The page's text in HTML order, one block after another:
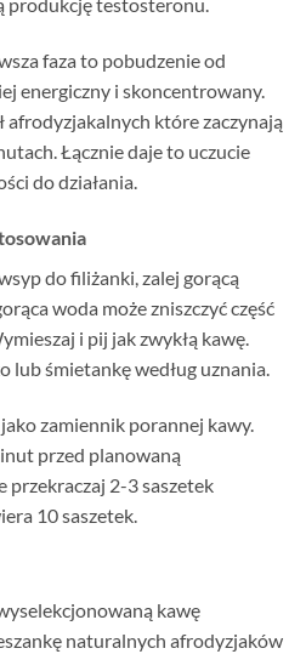
faza to pobudzenie od
energiczny i skoncentrowany.
afrodyzjakalnych które zaczynają
Łącznie daje to uczucie
do działania.
do filiżanki, zalej gorącą
woda może zniszczyć część
i pij jak zwykłą kawę.
lub śmietankę według uznania.
zamiennik porannej kawy.
przed planowaną
przekraczaj 2-3 saszetek
10 saszetek.
kawę
naturalnych afrodyzjaków